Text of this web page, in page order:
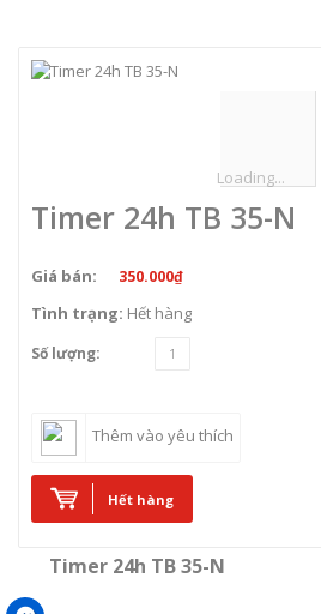
Loading...
Timer 24h TB 35-N
Giá bán: 350.000₫
Tình trạng: Hết hàng
Số lượng:
Thêm vào yêu thích
Hết hàng
Timer 24h TB 35-N